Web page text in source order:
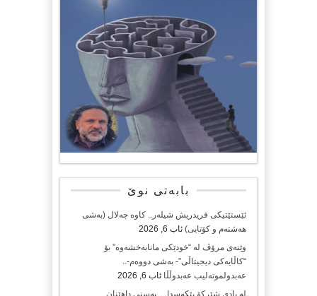
بابەتی نوێ
ئێستێتیکی فریدریش شیلەر.. کاوە جەلال (بەشی
هەشتەم و کۆتایی) ئاب 6, 2026
وێنەی مرۆڤ لە “خودێکی مانابەخشەوە” بۆ
“کاڵایەکی دیجیتاڵی”- بەشی دووەم-..
عەبدولموتەلیب عەبدوڵڵا ئاب 6, 2026
لە یادی شێرکۆ بێکەسدا… پەسنی داهێنان..